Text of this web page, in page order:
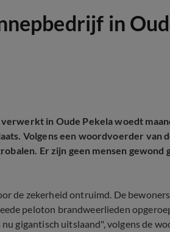
in
in Oude Pekela woedt
Volgens een woordvoerder van
Er zijn geen mensen
de zekerheid ontruimd. De
peloton brandweerlieden
gigantisch uitslaand", volgens de